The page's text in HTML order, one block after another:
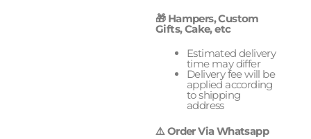
🎁 Hampers, Custom
Gifts, Cake, etc
Estimated delivery
time may differ
Delivery fee will be
applied according
to shipping
address
⚠️ Order Via Whatsapp